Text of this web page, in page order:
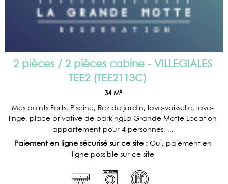
2 pièces / 2 pièces cabine - VILLEGIALES
TEE2 ( TEE2113C)
34 M²
Mes points Forts, Piscine, Rez de jardin, lave-vaisselle, lave-
linge, place privative de parkingLa Grande Motte Location
appartement pour 4 personnes. ...
Paiement en ligne sécurisé sur ce site : Oui, paiement en
ligne possible sur ce site